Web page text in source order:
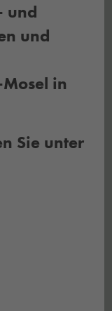
und
und
in
Sie unter